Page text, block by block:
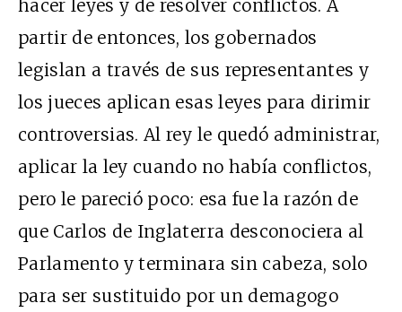
hacer leyes y de resolver conflictos. A
partir de entonces, los gobernados
legislan a través de sus representantes y
los jueces aplican esas leyes para dirimir
controversias. Al rey le quedó administrar,
aplicar la ley cuando no había conflictos,
pero le pareció poco: esa fue la razón de
que Carlos de Inglaterra desconociera al
Parlamento y terminara sin cabeza, solo
para ser sustituido por un demagogo